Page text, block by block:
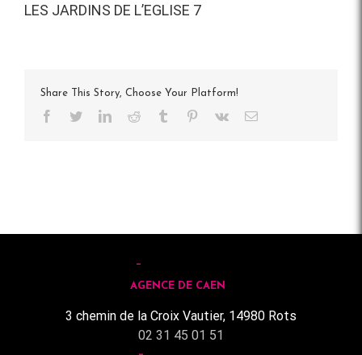
LES JARDINS DE L’EGLISE 7
Share This Story, Choose Your Platform!
Facebook
TwitterLinkedInReddit Tumblr Pinterest
Vk Email
AGENCE DE CAEN
3 chemin de la Croix Vautier, 14980 Rots
02 31 45 01 51